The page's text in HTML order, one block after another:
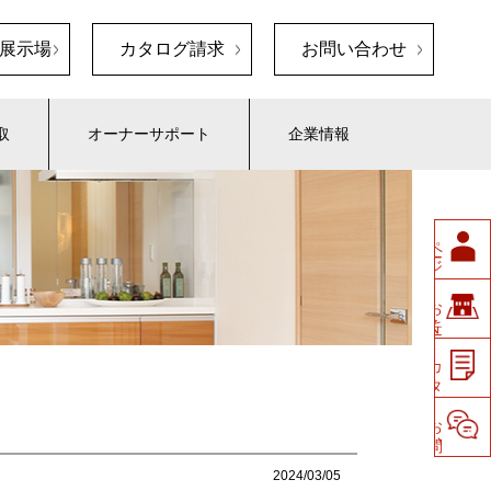
示場 カタログ請求 お問い合わせ
オーナーサポート 企業情報
2024/03/05
ペ
ージ
お
近く
の
カ
タ
ロ
グ
お
問い
合
わ